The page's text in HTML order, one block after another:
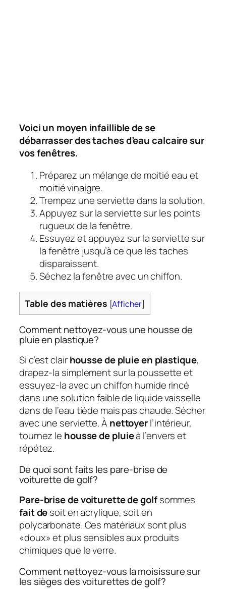
Voici un moyen infaillible de se
débarrasser des taches d’eau calcaire sur
vos fenêtres.
Préparez un mélange de moitié eau et
moitié vinaigre.
Trempez une serviette dans la solution.
Appuyez sur la serviette sur les points
rugueux de la fenêtre.
Essuyez et appuyez sur la serviette sur
la fenêtre jusqu’à ce que les taches
disparaissent.
Séchez la fenêtre avec un chiffon.
Table des matières [Afficher]
Comment nettoyez-vous une housse de
pluie en plastique?
Si c’est clairhousse de pluie en plastique,
drapez-la simplement sur la poussette et
essuyez-la avec un chiffon humide rincé
dans une solution faible de liquide vaisselle
dans de l’eau tiède mais pas chaude. Sécher
avec une serviette. À nettoyerl’intérieur,
tournez le housse de pluieà l’envers et
répétez.
De quoi sont faits les pare-brise de
voiturette de golf?
Pare-brise de voiturette de golfsommes
fait desoit en acrylique, soit en
polycarbonate. Ces matériaux sont plus
«doux» et plus sensibles aux produits
chimiques que le verre.
Comment nettoyez-vous la moisissure sur
les sièges des voiturettes de golf?